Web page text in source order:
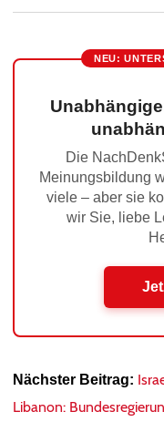
NEU:
Die
Meinungsbildung
viele – aber sie
wir Sie, liebe
Nächster Beitrag:
Libanon: